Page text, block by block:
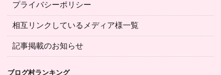
プライバシーポリシー
相互リンクしているメディア様一覧
記事掲載のお知らせ
ブログ村ランキング